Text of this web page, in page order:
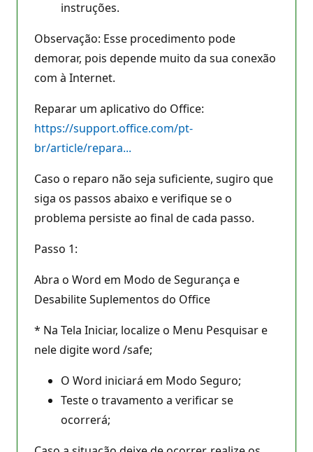
instruções.
Observação: Esse procedimento pode
demorar, pois depende muito da sua conexão
com à Internet.
Reparar um aplicativo do Office:
https://support.office.com/pt-
br/article/repara...
Caso o reparo não seja suficiente, sugiro que
siga os passos abaixo e verifique se o
problema persiste ao final de cada passo.
Passo 1:
Abra o Word em Modo de Segurança e
Desabilite Suplementos do Office
* Na Tela Iniciar, localize o Menu Pesquisar e
nele digite word /safe;
O Word iniciará em Modo Seguro;
Teste o travamento a verificar se
ocorrerá;